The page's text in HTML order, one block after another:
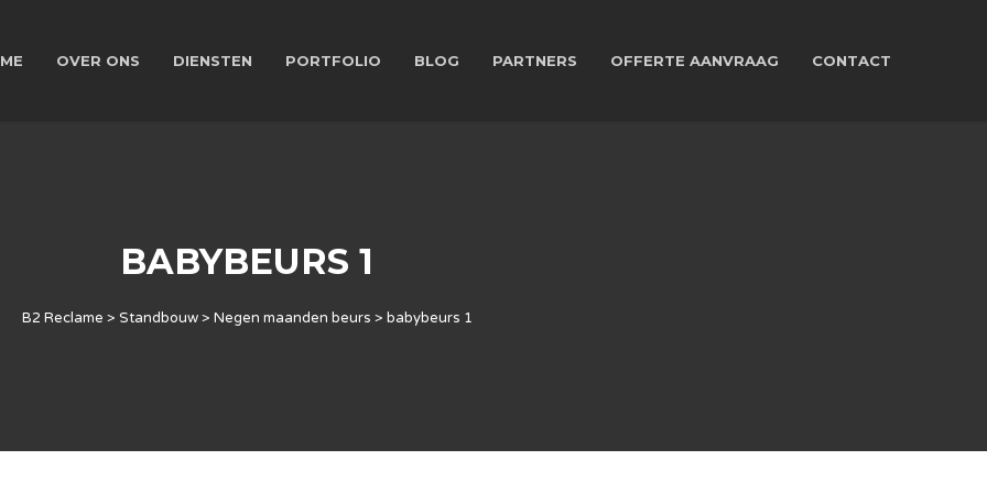
OVER ONS DIENSTEN PORTFOLIO BLOG PARTNERS OFFERTE AANVRAAG CONTACT
BABYBEURS 1
B2 Reclame > Standbouw> Negen maanden beurs > babybeurs 1